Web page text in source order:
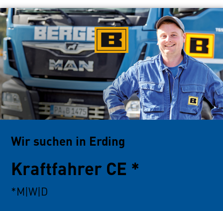
Wir suchen in Erding
Kraftfahrer CE *
*M|W|D